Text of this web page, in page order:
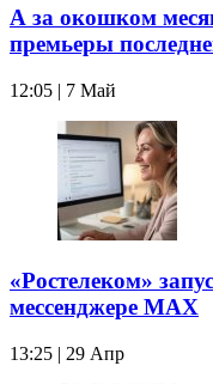
А за окошком
премьеры
12:05 | 7 Май
«Ростелеком»
мессенджере MAX
13:25 | 29 Апр